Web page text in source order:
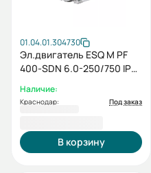
01.04.01.304730
Эл.двигатель ESQ M PF
400-SDN 6.0-250/750 IP55
Наличие:
Краснодар: Под заказ
В корзину